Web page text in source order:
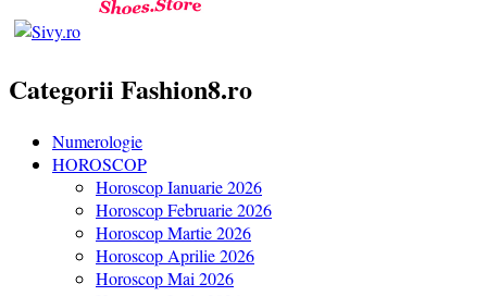
Categorii Fashion8.ro
Numerologie
HOROSCOP
Horoscop Ianuarie 2026
Horoscop Februarie 2026
Horoscop Martie 2026
Horoscop Aprilie 2026
Horoscop Mai 2026